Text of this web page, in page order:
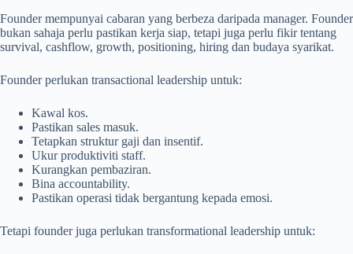
Founder mempunyai cabaran yang berbeza daripada manager. Founder
bukan sahaja perlu pastikan kerja siap, tetapi juga perlu fikir tentang
survival, cashflow, growth, positioning, hiring dan budaya syarikat.
Founder perlukan transactional leadership untuk:
Kawal kos.
Pastikan sales masuk.
Tetapkan struktur gaji dan insentif.
Ukur produktiviti staff.
Kurangkan pembaziran.
Bina accountability.
Pastikan operasi tidak bergantung kepada emosi.
Tetapi founder juga perlukan transformational leadership untuk: